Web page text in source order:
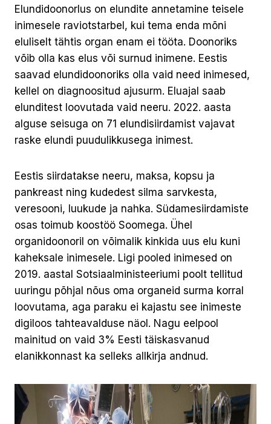
Elundidoonorlus on elundite annetamine teisele
inimesele raviotstarbel, kui tema enda mõni
eluliselt tähtis organ enam ei tööta. Doonoriks
võib olla kas elus või surnud inimene. Eestis
saavad elundidoonoriks olla vaid need inimesed,
kellel on diagnoositud ajusurm. Eluajal saab
elunditest loovutada vaid neeru. 2022. aasta
alguse seisuga on 71 elundisiirdamist vajavat
raske elundi puudulikkusega inimest.
Eestis siirdatakse neeru, maksa, kopsu ja
pankreast ning kudedest silma sarvkesta,
veresooni, luukude ja nahka. Südamesiirdamiste
osas toimub koostöö Soomega. Ühel
organidoonoril on võimalik kinkida uus elu kuni
kaheksale inimesele. Ligi pooled inimesed on
2019. aastal Sotsiaalministeeriumi poolt tellitud
uuringu põhjal nõus oma organeid surma korral
loovutama, aga paraku ei kajastu see inimeste
digiloos tahteavalduse näol. Nagu eelpool
mainitud on vaid 3% Eesti täiskasvanud
elanikkonnast ka selleks allkirja andnud.